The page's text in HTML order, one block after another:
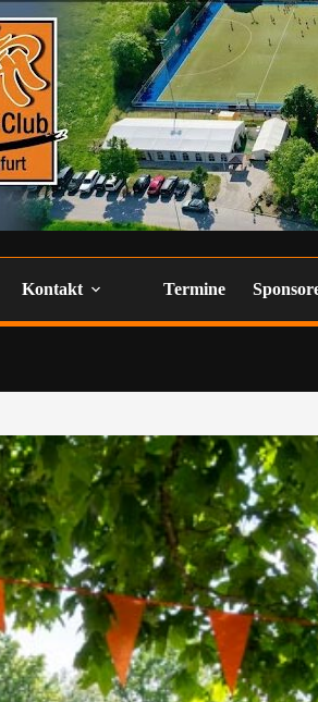
Kontakt Termine